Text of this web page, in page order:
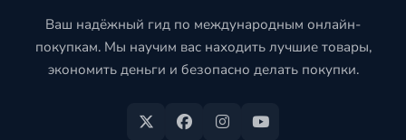
Ваш надёжный гид по международным онлайн-
покупкам. Мы научим вас находить лучшие товары,
экономить деньги и безопасно делать покупки.